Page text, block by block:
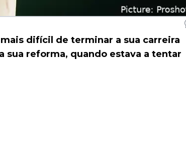
difícil de terminar a sua carreira
sua reforma, quando estava a tentar